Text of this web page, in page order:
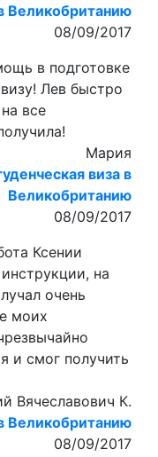
Великобританию
08/09/2017
в подготовке
Лев быстро
все
Мария
виза в
Великобританию
08/09/2017
Ксении
на
очень
моих
и смог получить
Вячеславович К.
Великобританию
08/09/2017